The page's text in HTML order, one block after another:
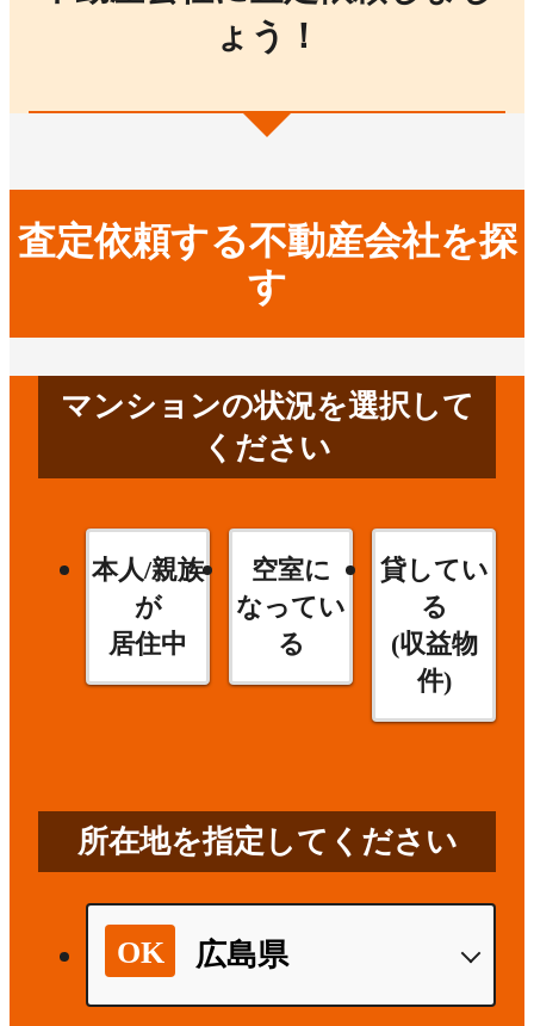
ょう！
査定依頼する不動産会社を探
す
マンションの状況を選択して
ください
本人/親族
が
居住中
空室に
なってい
る
貸してい
る
(収益物
件)
所在地を指定してください